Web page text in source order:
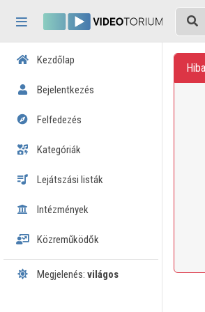
Tartalom
Kezdőlap
Bejelentkezés
Felfedezés
Kategóriák
Lejátszási listák
Intézmények
Közreműködők
Megjelenés: világos
Hiba